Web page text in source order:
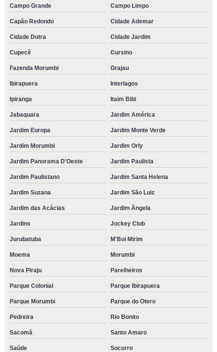
Campo Grande Campo Limpo
Capão Redondo Cidade Ademar
Cidade Dutra Cidade Jardim
Cupecê Cursino
Fazenda Morumbi Grajau
Ibirapuera Interlagos
Ipiranga Itaim Bibi
Jabaquara Jardim América
Jardim Europa Jardim Monte Verde
Jardim Morumbi Jardim Orly
Jardim Panorama D'Oeste Jardim Paulista
Jardim Paulistano Jardim Santa Helena
Jardim Suzana Jardim São Luiz
Jardim das Acácias Jardim Ângela
Jardins Jockey Club
Jurubatuba M'Boi Mirim
Moema Morumbi
Nova Piraju Parelheiros
Parque Colonial Parque Ibirapuera
Parque Morumbi Parque do Otero
Pedreira Rio Bonito
Sacomã Santo Amaro
Saúde Socorro